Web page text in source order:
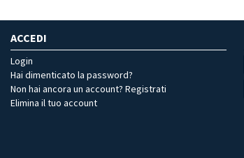
ACCEDI
Login
Hai dimenticato la password?
Non hai ancora un account? Registrati
Elimina il tuo account